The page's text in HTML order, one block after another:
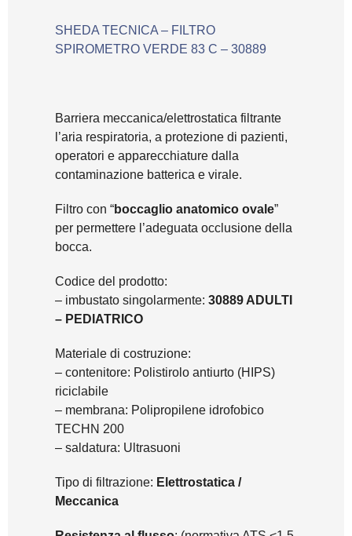
SHEDA TECNICA – FILTRO
SPIROMETRO VERDE 83 C – 30889
Barriera meccanica/elettrostatica filtrante
l’aria respiratoria, a protezione di pazienti,
operatori e apparecchiature dalla
contaminazione batterica e virale.
Filtro con “boccaglio anatomico ovale”
per permettere l’adeguata occlusione della
bocca.
Codice del prodotto:
– imbustato singolarmente: 30889 ADULTI
– PEDIATRICO
Materiale di costruzione:
– contenitore: Polistirolo antiurto (HIPS)
riciclabile
– membrana: Polipropilene idrofobico
TECHN 200
– saldatura: Ultrasuoni
Tipo di filtrazione: Elettrostatica /
Meccanica